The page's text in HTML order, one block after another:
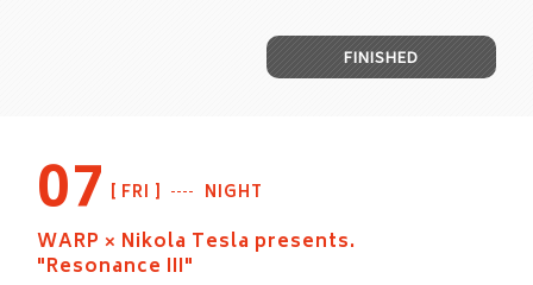
FINISHED
07 FRI NIGHT
WARP × Nikola Tesla presents.
"Resonance III"